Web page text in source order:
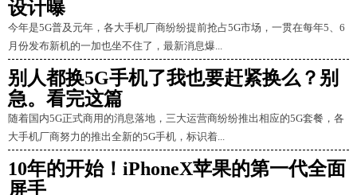
设计曝
今年是5G普及元年，各大手机厂商纷纷提前抢占5G市场，一贯在每年5、6
月份发布新机的一加也坐不住了，最新消息爆...
别人都换5G手机了我也要赶紧换么？别
急。看完这篇
随着国内5G正式商用的消息落地，三大运营商纷纷推出相应的5G套餐，各
大手机厂商努力的推出全新的5G手机，标识着...
10年的开始！iPhoneX苹果的第一代全面
屏手